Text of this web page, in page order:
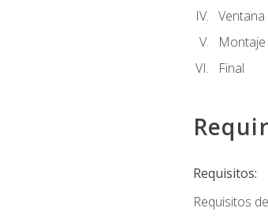
Final
Requisitos:
Requisitos